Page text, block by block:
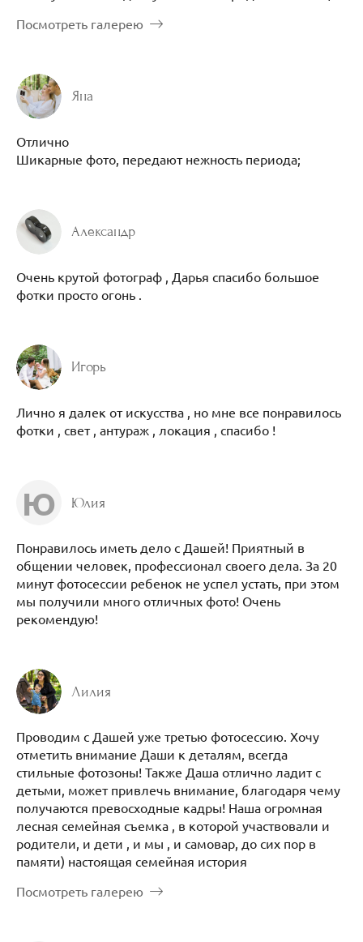
Посмотреть галерею
Яна
Отлично
Шикарные фото, передают нежность периода;
Александр
Очень крутой фотограф , Дарья спасибо большое
фотки просто огонь .
Игорь
Лично я далек от искусства , но мне все понравилось
фотки , свет , антураж , локация , спасибо !
Ю Юлия
Понравилось иметь дело с Дашей! Приятный в
общении человек, профессионал своего дела. За 20
минут фотосессии ребенок не успел устать, при этом
мы получили много отличных фото! Очень
рекомендую!
Лилия
Проводим с Дашей уже третью фотосессию. Хочу
отметить внимание Даши к деталям, всегда
стильные фотозоны! Также Даша отлично ладит с
детьми, может привлечь внимание, благодаря чему
получаются превосходные кадры! Наша огромная
лесная семейная съемка , в которой участвовали и
родители, и дети , и мы , и самовар, до сих пор в
памяти) настоящая семейная история
Посмотреть галерею